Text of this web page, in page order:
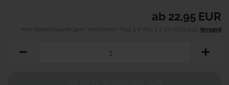
ab 22,95 EUR
Kein Steuerausweis gem. Kleinuntern.-Reg. § 6 Abs. 1 Z 27 UStG zzgl. Versand